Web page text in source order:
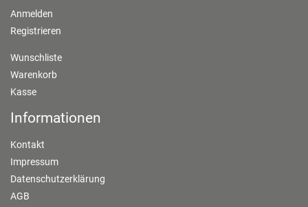
Anmelden
Registrieren
Wunschliste
Warenkorb
Kasse
Informationen
Kontakt
Impressum
Datenschutzerklärung
AGB